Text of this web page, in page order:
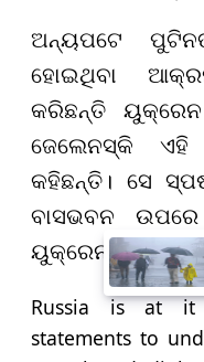
ଅନ୍ୟପଟେ
ହୋଇଥିବା
କରିଛନ୍ତି
ଜେଲେନସ୍କି
କହିଛନ୍ତି। ସେ
ବାସଭବନ
ୟୁକ୍ରେନର କୌଣସି
Russia is at it
statements to